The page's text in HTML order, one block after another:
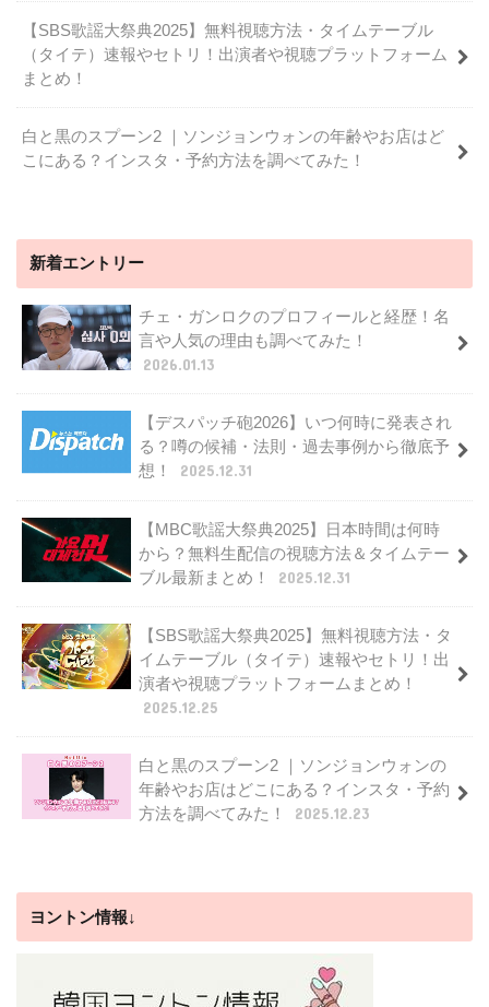
【SBS歌謡大祭典2025】無料視聴方法・タイムテーブル
（タイテ）速報やセトリ！出演者や視聴プラットフォーム
まとめ！
白と黒のスプーン2 ｜ソンジョンウォンの年齢やお店はど
こにある？インスタ・予約方法を調べてみた！
新着エントリー
チェ・ガンロクのプロフィールと経歴！名
言や人気の理由も調べてみた！
2026.01.13
【デスパッチ砲2026】いつ何時に発表され
る？噂の候補・法則・過去事例から徹底予
想！
2025.12.31
【MBC歌謡大祭典2025】日本時間は何時
から？無料生配信の視聴方法＆タイムテー
ブル最新まとめ！
2025.12.31
【SBS歌謡大祭典2025】無料視聴方法・タ
イムテーブル（タイテ）速報やセトリ！出
演者や視聴プラットフォームまとめ！
2025.12.25
白と黒のスプーン2 ｜ソンジョンウォンの
年齢やお店はどこにある？インスタ・予約
方法を調べてみた！
2025.12.23
ヨントン情報↓